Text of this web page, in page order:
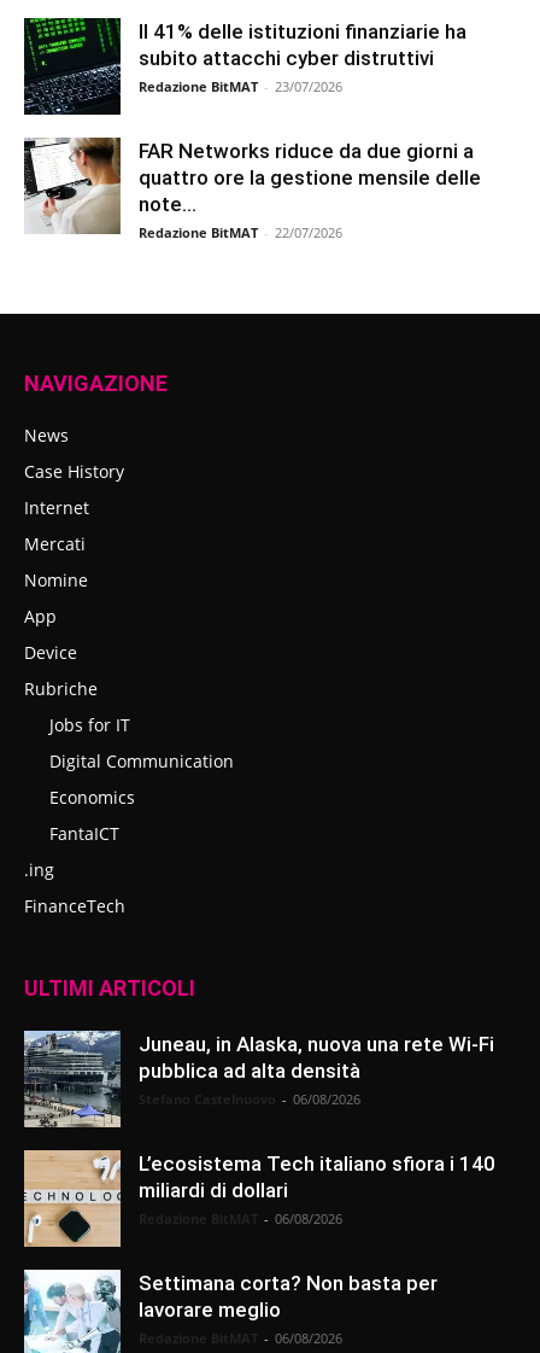
Il 41% delle istituzioni finanziarie ha
subito attacchi cyber distruttivi
Redazione BitMAT - 23/07/2026
FAR Networks riduce da due giorni a
quattro ore la gestione mensile delle
note...
Redazione BitMAT - 22/07/2026
NAVIGAZIONE
News
Case History
Internet
Mercati
Nomine
App
Device
Rubriche
Jobs for IT
Digital Communication
Economics
FantaICT
.ing
FinanceTech
ULTIMI ARTICOLI
Juneau, in Alaska, nuova una rete Wi-Fi
pubblica ad alta densità
- 06/08/2026
L’ecosistema Tech italiano sfiora i 140
miliardi di dollari
- 06/08/2026
Settimana corta? Non basta per
lavorare meglio
- 06/08/2026